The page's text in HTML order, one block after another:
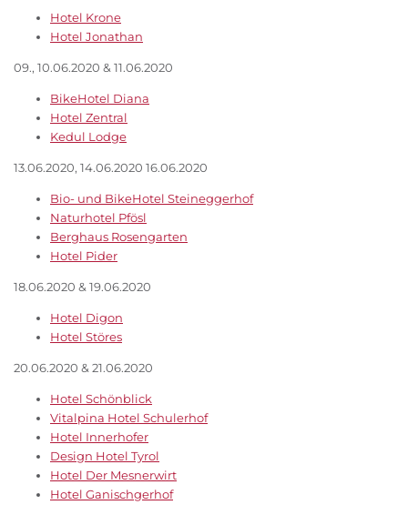
Hotel Krone
Hotel Jonathan
09., 10.06.2020 & 11.06.2020
BikeHotel Diana
Hotel Zentral
Kedul Lodge
13.06.2020, 14.06.2020 16.06.2020
Bio- und BikeHotel Steineggerhof
Naturhotel Pfösl
Berghaus Rosengarten
Hotel Pider
18.06.2020 & 19.06.2020
Hotel Digon
Hotel Störes
20.06.2020 & 21.06.2020
Hotel Schönblick
Vitalpina Hotel Schulerhof
Hotel Innerhofer
Design Hotel Tyrol
Hotel Der Mesnerwirt
Hotel Ganischgerhof